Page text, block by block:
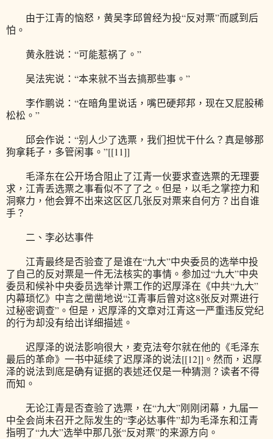
由于江青的恼怒，黄吴李邱曾经为投“反对票”而感到后
怕。
黄永胜说：“可能惹祸了。”
吴法宪说：“本来就不当去搞那些事。”
李作鹏说：“在暗角里说话，嘴巴硬邦邦，现在又屁股稀
松松。”
邱会作说：“别人少了选票，我们担忧干什么？真是够那
狗拿耗子，多管闲事。”[[11]]
毛泽东在公开场合阻止了江青一伙要求查选票的无理要
求，江青丢选票之事看似不了了之。但是，以毛之掌控力和
洞察力，他会算不出来这区区几张反对票来自何方？出自谁
手？
二、李必达事件
江青最终是否验查了是谁在“九大”中央委员的选举中投
了自己的反对票是一件无法核实的事情。参加过“九大”中央
委员和候补中央委员选举计票工作的迟厚泽在《中共“九大”
内幕琐忆》中言之凿凿地说“江青事后曾对这8张反对票进行
过秘密调查”。但是，迟厚泽的文章对江青这一严重违反党纪
的行为却没有给出详细描述。
迟厚泽的说法影响很大，麦克法夸尔就在他的《毛泽东
最后的革命》一书中延续了迟厚泽的说法[[12]]。然而，迟厚
泽的说法到底是确有证据的表述还仅是一种猜测？读者不得
而知。
无论江青是否查验了选票，在“九大”刚刚闭幕，九届一
中全会尚未召开之际发生的“李必达事件”却为毛泽东和江青
指明了“九大”选举中那几张“反对票”的来源方向。